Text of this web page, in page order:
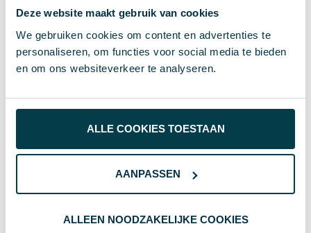
Deze website maakt gebruik van cookies
We gebruiken cookies om content en advertenties te
personaliseren, om functies voor social media te bieden
en om ons websiteverkeer te analyseren.
ALLE COOKIES TOESTAAN
AANPASSEN
ALLEEN NOODZAKELIJKE COOKIES
Non-woven pizza tas
Brunico | 80 g/m² |
Budget
Non-woven kinder rugzak
Solearo | 80 g/m² | 25×30